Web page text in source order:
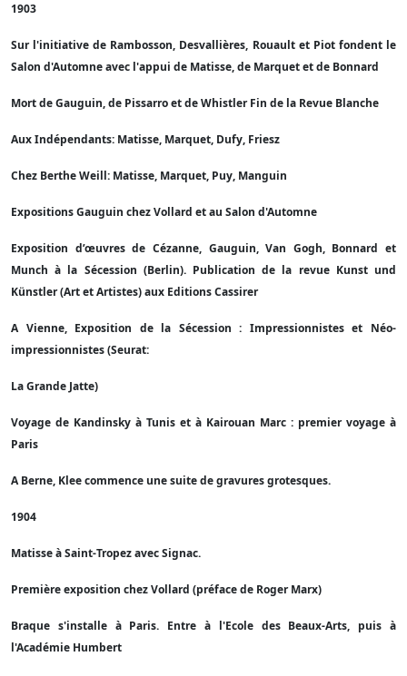
1903
Sur l'initiative de Rambosson, Desvallières, Rouault et Piot fondent le
Salon d'Automne avec l'appui de Matisse, de Marquet et de Bonnard
Mort de Gauguin, de Pissarro et de Whistler Fin de la Revue Blanche
Aux Indépendants: Matisse, Marquet, Dufy, Friesz
Chez Berthe Weill: Matisse, Marquet, Puy, Manguin
Expositions Gauguin chez Vollard et au Salon d'Automne
Exposition d’œuvres de Cézanne, Gauguin, Van Gogh, Bonnard et
Munch à la Sécession (Berlin). Publication de la revue Kunst und
Künstler (Art et Artistes) aux Editions Cassirer
A Vienne, Exposition de la Sécession : Impressionnistes et Néo-
impressionnistes (Seurat:
La Grande Jatte)
Voyage de Kandinsky à Tunis et à Kairouan Marc : premier voyage à
Paris
A Berne, Klee commence une suite de gravures grotesques.
1904
Matisse à Saint-Tropez avec Signac.
Première exposition chez Vollard (préface de Roger Marx)
Braque s'installe à Paris. Entre à l'Ecole des Beaux-Arts, puis à
l'Académie Humbert